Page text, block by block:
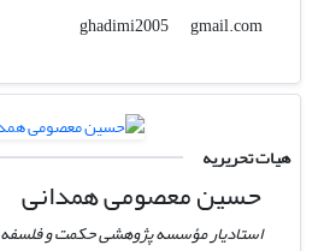
ghadimi2005
gmail.com
هیات تحریریه
حسین معصومی همدانی
استادیار مؤسسه پژوهشی حکمت و فلسفه